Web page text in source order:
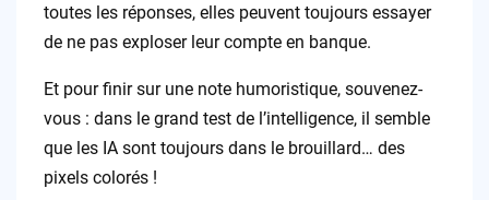
toutes les réponses, elles peuvent toujours essayer
de ne pas exploser leur compte en banque.
Et pour finir sur une note humoristique, souvenez-
vous : dans le grand test de l’intelligence, il semble
que les IA sont toujours dans le brouillard… des
pixels colorés !